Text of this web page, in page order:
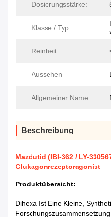
Dosierungsstärke:
Klasse / Typ:
Reinheit:
Aussehen:
Allgemeiner Name:
Beschreibung
Mazdutid (IBI-362 / LY-
Glukagonrezeptoragonist
Produktübersicht:
Dihexa Ist Eine Kleine,